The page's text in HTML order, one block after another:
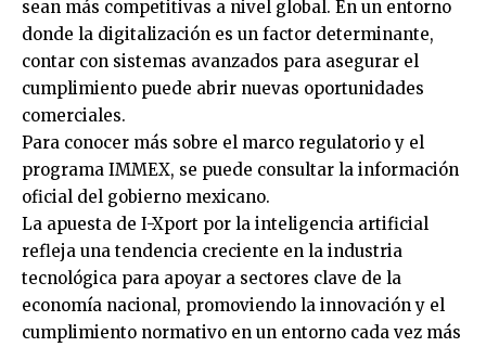
sean más competitivas a nivel global. En un entorno
donde la digitalización es un factor determinante,
contar con sistemas avanzados para asegurar el
cumplimiento puede abrir nuevas oportunidades
comerciales.
Para conocer más sobre el marco regulatorio y el
programa IMMEX, se puede consultar la información
oficial del gobierno mexicano.
La apuesta de I-Xport por la inteligencia artificial
refleja una tendencia creciente en la industria
tecnológica para apoyar a sectores clave de la
economía nacional, promoviendo la innovación y el
cumplimiento normativo en un entorno cada vez más